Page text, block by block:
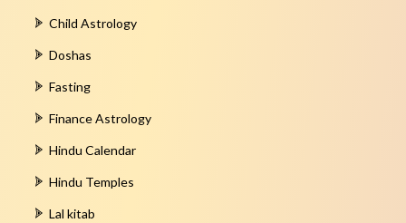
Child Astrology
Doshas
Fasting
Finance Astrology
Hindu Calendar
Hindu Temples
Lal kitab